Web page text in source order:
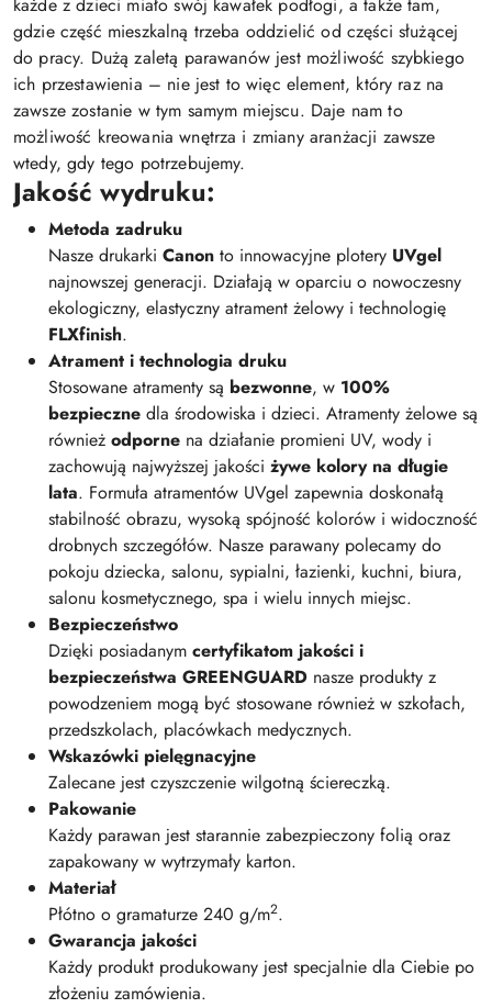
każde z dzieci miało swój kawałek podłogi, a także tam,
gdzie część mieszkalną trzeba oddzielić od części służącej
do pracy. Dużą zaletą parawanów jest możliwość szybkiego
ich przestawienia – nie jest to więc element, który raz na
zawsze zostanie w tym samym miejscu. Daje nam to
możliwość kreowania wnętrza i zmiany aranżacji zawsze
wtedy, gdy tego potrzebujemy.
Jakość wydruku:
Metoda zadruku
Nasze drukarki Canon to innowacyjne plotery UVgel
najnowszej generacji. Działają w oparciu o nowoczesny
ekologiczny, elastyczny atrament żelowy i technologię
FLXfinish.
Atrament i technologia druku
Stosowane atramenty są bezwonne, w 100%
bezpieczne dla środowiska i dzieci. Atramenty żelowe są
również odporne na działanie promieni UV, wody i
zachowują najwyższej jakości żywe kolory na długie
lata. Formuła atramentów UVgel zapewnia doskonałą
stabilność obrazu, wysoką spójność kolorów i widoczność
drobnych szczegółów. Nasze parawany polecamy do
pokoju dziecka, salonu, sypialni, łazienki, kuchni, biura,
salonu kosmetycznego, spa i wielu innych miejsc.
Bezpieczeństwo
Dzięki posiadanym certyfikatom jakości i
bezpieczeństwa GREENGUARD nasze produkty z
powodzeniem mogą być stosowane również w szkołach,
przedszkolach, placówkach medycznych.
Wskazówki pielęgnacyjne
Zalecane jest czyszczenie wilgotną ściereczką.
Pakowanie
Każdy parawan jest starannie zabezpieczony folią oraz
zapakowany w wytrzymały karton.
Materiał
Płótno o gramaturze 240 g/m2.
Gwarancja jakości
Każdy produkt produkowany jest specjalnie dla Ciebie po
złożeniu zamówienia.